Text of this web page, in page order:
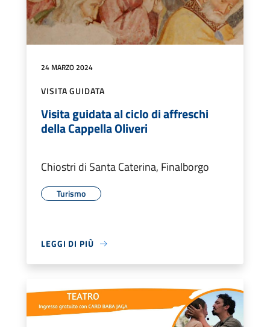
24 MARZO 2024
VISITA GUIDATA
Visita guidata al ciclo di affreschi
della Cappella Oliveri
Chiostri di Santa Caterina, Finalborgo
Turismo
LEGGI DI PIÙ